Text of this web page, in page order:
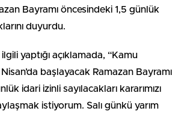
Bayramı öncesindeki 1,5 günlük
duyurdu.
yaptığı açıklamada, “Kamu
Nisan’da başlayacak Ramazan Bayramı
idari izinli sayılacakları kararımızı
istiyorum. Salı günkü yarım